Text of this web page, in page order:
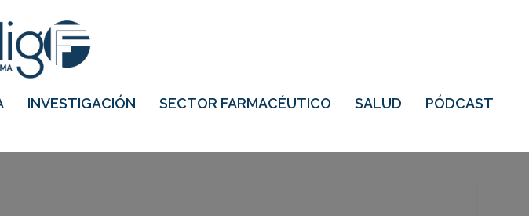
INVESTIGACIÓN SECTOR FARMACÉUTICO SALUD PÓDCAST